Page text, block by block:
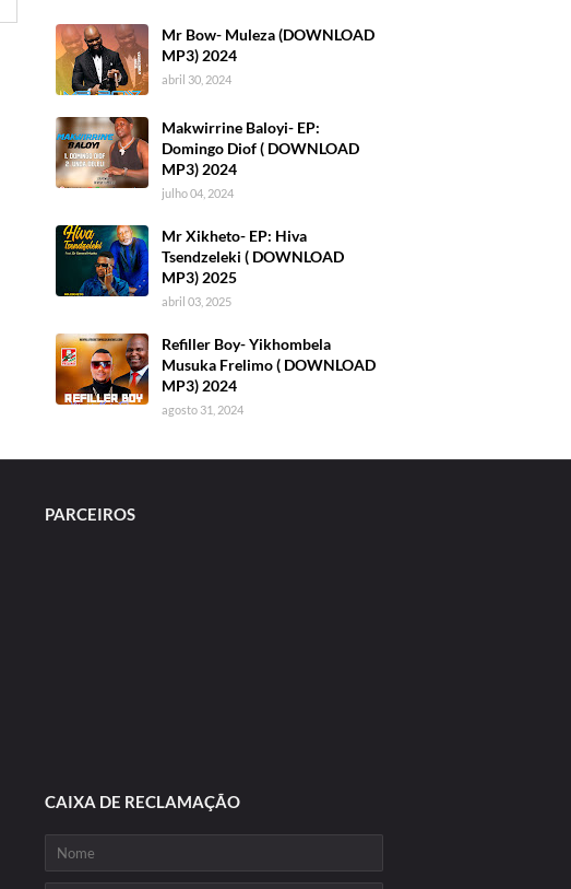
Mr Bow- Muleza (DOWNLOAD
MP3) 2024
abril 30, 2024
Makwirrine Baloyi- EP:
Domingo Diof ( DOWNLOAD
MP3) 2024
julho 04, 2024
Mr Xikheto- EP: Hiva
Tsendzeleki ( DOWNLOAD
MP3) 2025
abril 03, 2025
Refiller Boy- Yikhombela
Musuka Frelimo ( DOWNLOAD
MP3) 2024
agosto 31, 2024
PARCEIROS
CAIXA DE RECLAMAÇÃO